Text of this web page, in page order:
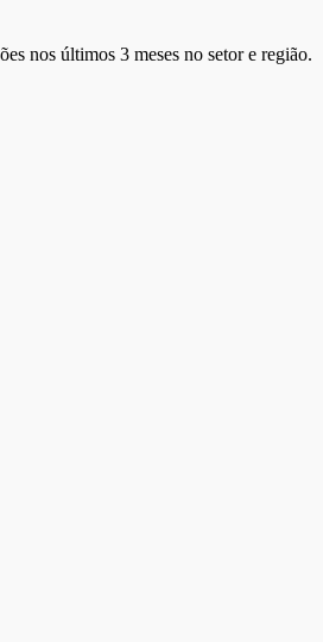
nos últimos 3 meses no setor e região.